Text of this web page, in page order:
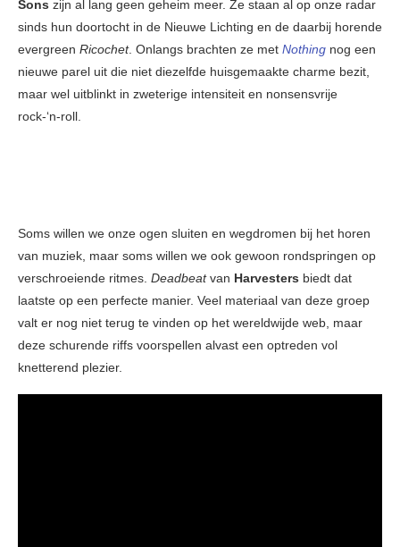
Sons zijn al lang geen geheim meer. Ze staan al op onze radar
sinds hun doortocht in de Nieuwe Lichting en de daarbij horende
evergreen Ricochet. Onlangs brachten ze met Nothing nog een
nieuwe parel uit die niet diezelfde huisgemaakte charme bezit,
maar wel uitblinkt in zweterige intensiteit en nonsensvrije
rock-‘n-roll.
Soms willen we onze ogen sluiten en wegdromen bij het horen
van muziek, maar soms willen we ook gewoon rondspringen op
verschroeiende ritmes. Deadbeatvan Harvesters biedt dat
laatste op een perfecte manier. Veel materiaal van deze groep
valt er nog niet terug te vinden op het wereldwijde web, maar
deze schurende riffs voorspellen alvast een optreden vol
knetterend plezier.